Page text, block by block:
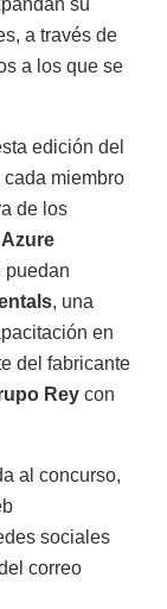
su
a través de
a los que se
edición del
cada miembro
de los
Azure
puedan
, una
en
del fabricante
Rey con
al concurso,
sociales
correo